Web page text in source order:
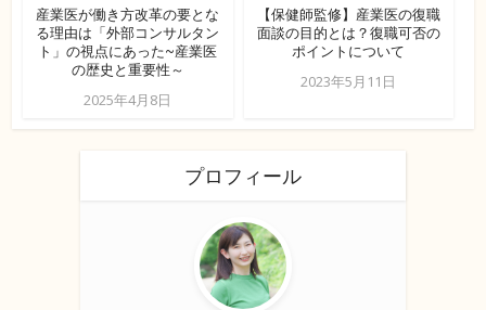
産業医が働き方改革の要とな
る理由は「外部コンサルタン
ト」の視点にあった~産業医
の歴史と重要性～
2025年4月8日
【保健師監修】産業医の復職
面談の目的とは？復職可否の
ポイントについて
2023年5月11日
プロフィール